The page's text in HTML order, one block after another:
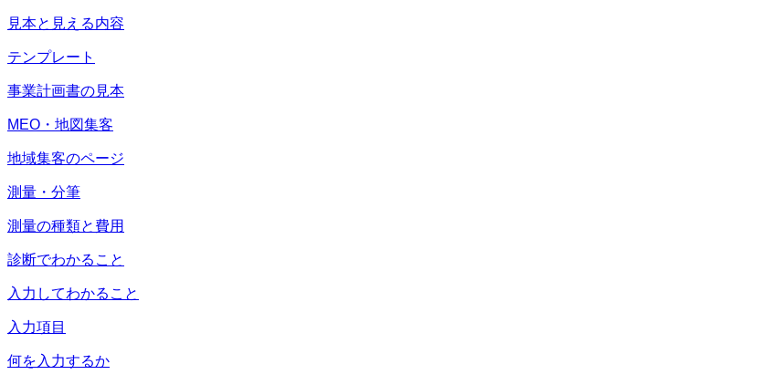
見本と見える内容
テンプレート
事業計画書の見本
MEO・地図集客
地域集客のページ
測量・分筆
測量の種類と費用
診断でわかること
入力してわかること
入力項目
何を入力するか